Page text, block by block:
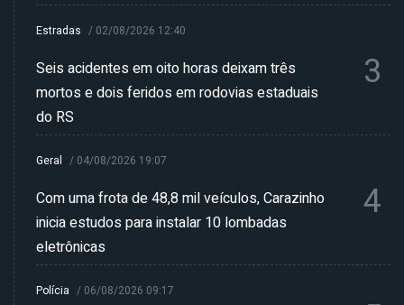
Estradas / 02/08/2026 12:40
Seis acidentes em oito horas deixam três
mortos e dois feridos em rodovias estaduais
do RS
3
Geral / 04/08/2026 19:07
Com uma frota de 48,8 mil veículos, Carazinho
inicia estudos para instalar 10 lombadas
eletrônicas
4
Polícia / 06/08/2026 09:17